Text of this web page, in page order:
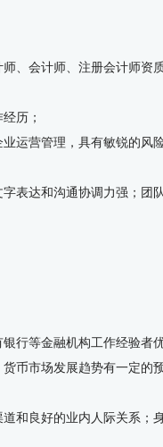
、会计师、注册会计师资
历；
运营管理，具有敏锐的风
表达和沟通协调力强；团
行等金融机构工作经验者优
币市场发展趋势有一定的
和良好的业内人际关系；